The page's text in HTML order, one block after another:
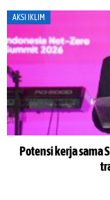
AKSI IKLIM
Potensi kerja